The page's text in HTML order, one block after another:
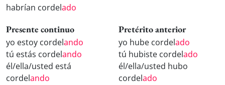
habrían cordelado
Presente continuo
yo estoy cordelando
tú estás cordelando
él/ella/usted está
cordelando
Pretérito anterior
yo hube cordelado
tú hubiste cordelado
él/ella/usted hubo
cordelado